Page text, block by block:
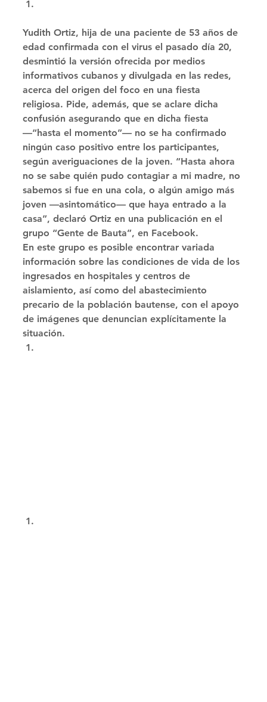
Yudith Ortiz, hija de una paciente de 53 años de
edad confirmada con el virus el pasado día 20,
desmintió la versión ofrecida por medios
informativos cubanos y divulgada en las redes,
acerca del origen del foco en una fiesta
religiosa. Pide, además, que se aclare dicha
confusión asegurando que en dicha fiesta
—“hasta el momento”— no se ha confirmado
ningún caso positivo entre los participantes,
según averiguaciones de la joven. “Hasta ahora
no se sabe quién pudo contagiar a mi madre, no
sabemos si fue en una cola, o algún amigo más
joven —asintomático— que haya entrado a la
casa”, declaró Ortiz en una publicación en el
grupo “Gente de Bauta”, en Facebook.
En este grupo es posible encontrar variada
información sobre las condiciones de vida de los
ingresados en hospitales y centros de
aislamiento, así como del abastecimiento
precario de la población bautense, con el apoyo
de imágenes que denuncian explícitamente la
situación.